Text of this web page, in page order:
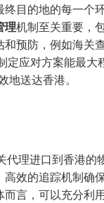
目的地的每一个
理机制至关重要，
和预防，例如海关
定应对方案能最大
地送达香港。
理进口到香港的
高效的追踪机制确
而言，可以充分利